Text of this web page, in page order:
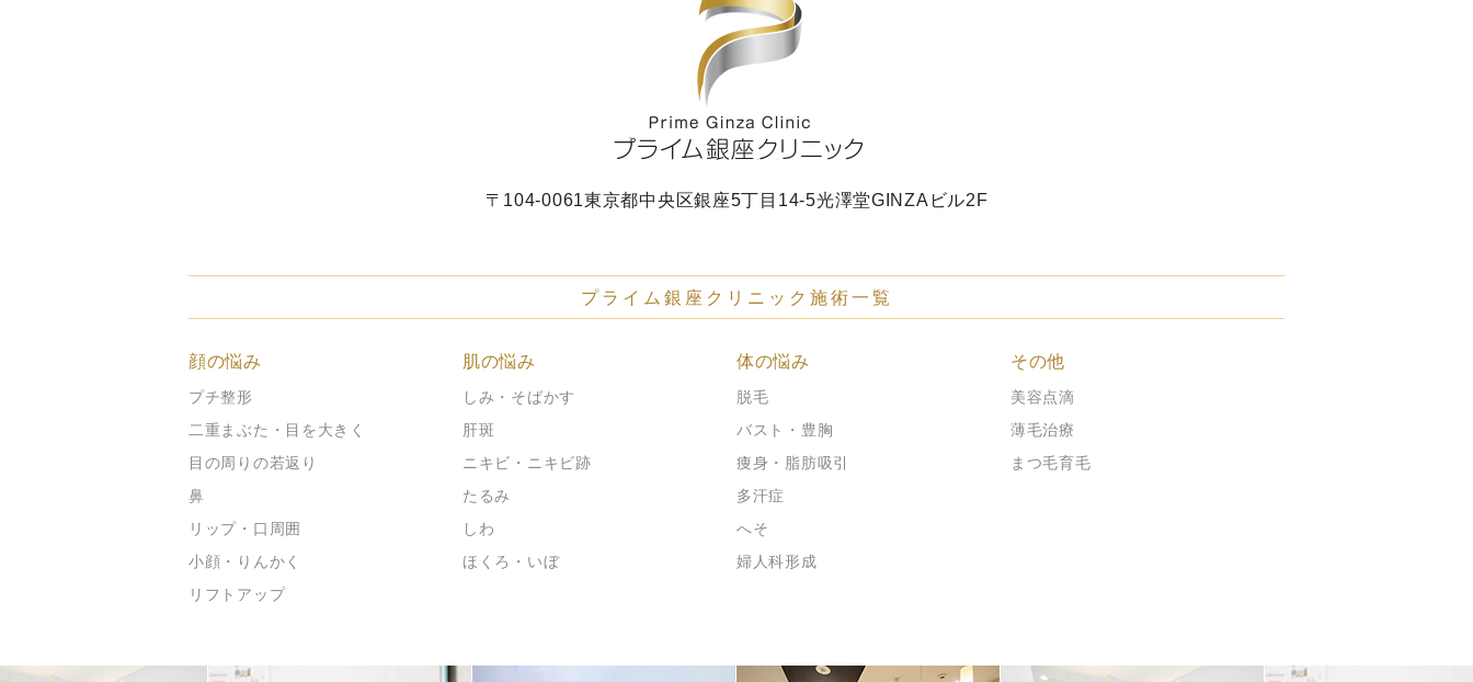
〒104-0061東京都中央区銀座5丁目14-5光澤堂GINZAビル2F
プライム銀座クリニック施術一覧
顔の悩み
プチ整形
二重まぶた・目を大きく
目の周りの若返り
鼻
リップ・口周囲
小顔・りんかく
リフトアップ
肌の悩み
しみ・そばかす
肝斑
ニキビ・ニキビ跡
たるみ
しわ
ほくろ・いぼ
体の悩み
脱毛
バスト・豊胸
痩身・脂肪吸引
多汗症
へそ
婦人科形成
その他
美容点滴
薄毛治療
まつ毛育毛